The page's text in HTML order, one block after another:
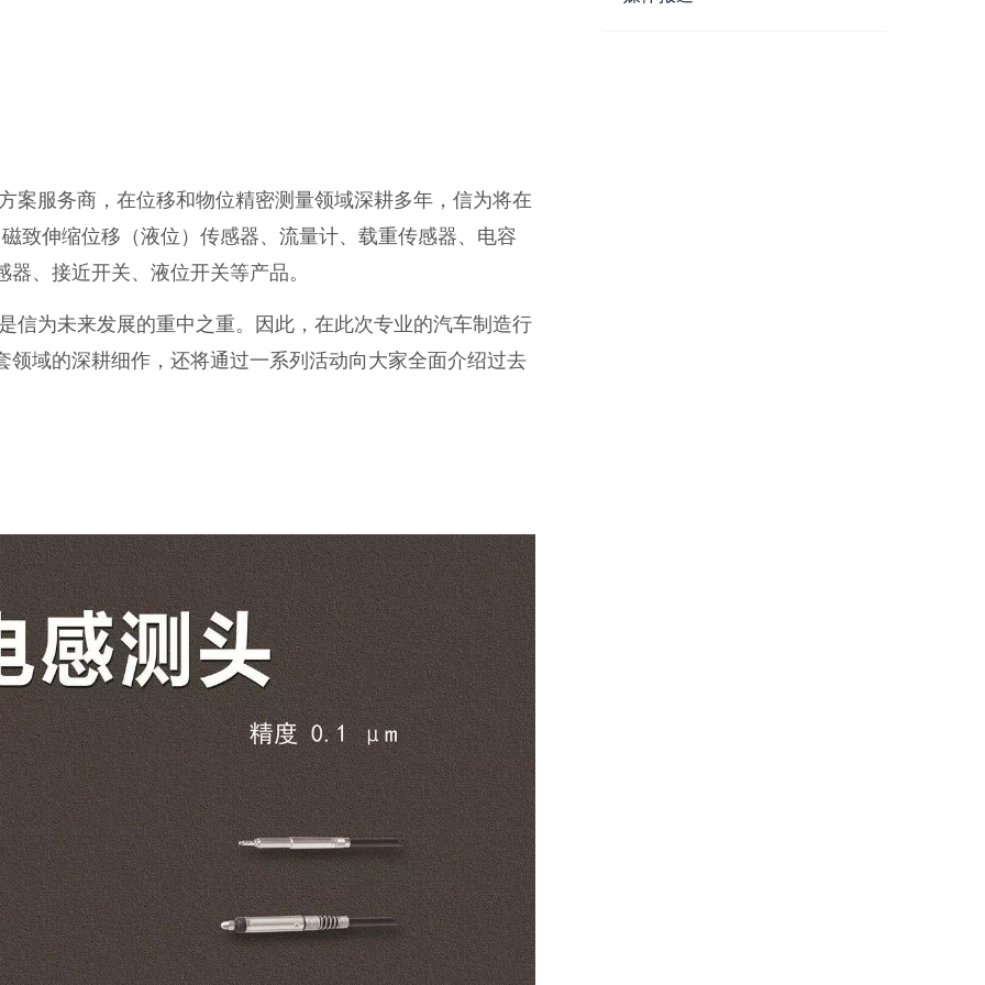
案服务商，在位移和物位精密测量领域深耕多年，信为将在
致伸缩位移（液位）传感器、流量计、载重传感器、电容
、接近开关、液位开关等产品。
信为未来发展的重中之重。因此，在此次专业的汽车制造行
域的深耕细作，还将通过一系列活动向大家全面介绍过去